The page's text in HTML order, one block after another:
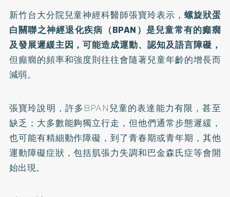
新竹台大分院兒童神經科醫師張寶玲表示， 螺旋狀蛋
白關聯之神經退化疾病（BPAN）是兒童常有的癲癇
及發展遲緩主因，可能造成運動、認知及語言障礙，
但癲癇的頻率和強度則往往會隨著兒童年齡的增長而
減弱。
張寶玲說明，許多BPAN兒童的表達能力有限，甚至
缺乏；大多數能夠獨立行走，但他們通常步態遲緩，
也可能有精細動作障礙，到了青春期或青年期，其他
運動障礙症狀，包括肌張力失調和巴金森氏症等會開
始出現。